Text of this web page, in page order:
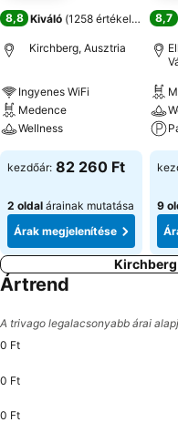
8,8 Kiváló (1258 értékelés
Kirchberg, Ausztria
Ingyenes WiFi
Medence
Wellness
kezdőár: 82 260 Ft
2 oldal árainak mutatása
Árak megjelenítése
8,7
9
Ártrend
A trivago legalacsonyabb árai
0 Ft
0 Ft
0 Ft